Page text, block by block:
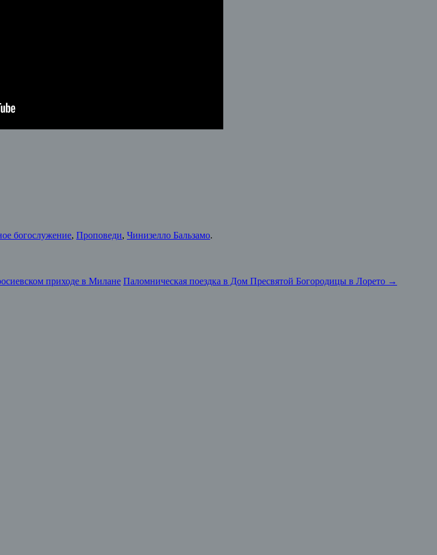
богослужение, Проповеди, Чинизелло Бальзамо.
приходе в Милане Паломническая поездка в Дом Пресвятой Богородицы в Лорето →